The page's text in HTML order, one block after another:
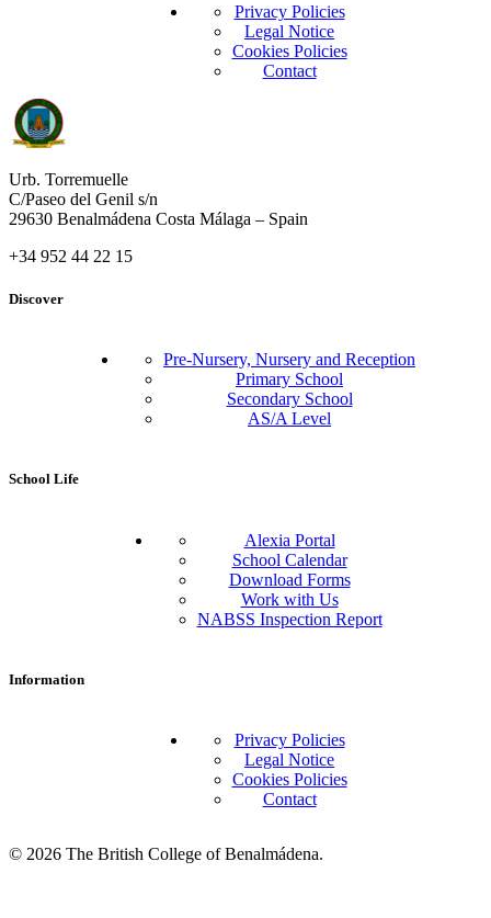
Privacy Policies
Legal Notice
Cookies Policies
Contact
Urb. Torremuelle
C/Paseo del Genil s/n
29630 Benalmádena Costa Málaga – Spain
+34 952 44 22 15
Discover
Pre-Nursery, Nursery and Reception
Primary School
Secondary School
AS/A Level
School Life
Alexia Portal
School Calendar
Download Forms
Work with Us
NABSS Inspection Report
Information
Privacy Policies
Legal Notice
Cookies Policies
Contact
© 2026 The British College of Benalmádena.